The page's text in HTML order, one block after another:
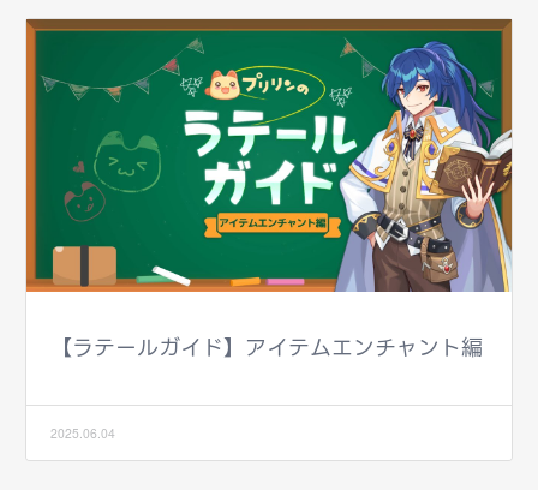
【ラテールガイド】アイテムエンチャント編
2025.06.04